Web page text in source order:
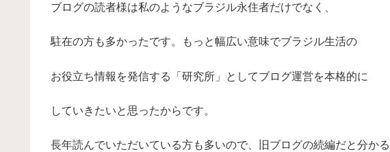
ブログの読者様は私のようなブラジル永住者だけでなく、
駐在の方も多かったです。もっと幅広い意味でブラジル生活の
お役立ち情報を発信する「研究所」としてブログ運営を本格的に
していきたいと思ったからです。
長年読んでいただいている方も多いので、旧ブログの続編だと分かる